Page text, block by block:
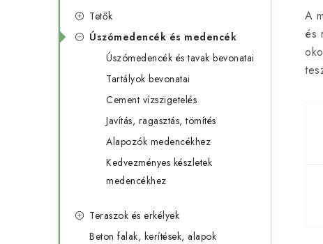
d
e
Tetők
Úszómedencék és medencék
Úszómedencék és tavak bevonatai
Tartályok bevonatai
Cement vízszigetelés
Javítás, ragasztás, tömítés
Alapozók medencékhez
Kedvezményes készletek
medencékhez
Teraszok és erkélyek
Beton falak, kerítések, alapok
A
és